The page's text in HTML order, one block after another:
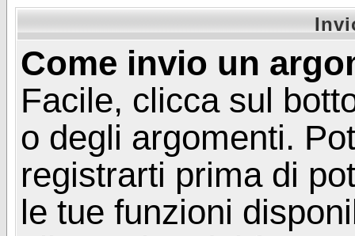
Come invio un
Facile, clicca sul
o degli argomenti.
registrarti prima di
le tue funzioni